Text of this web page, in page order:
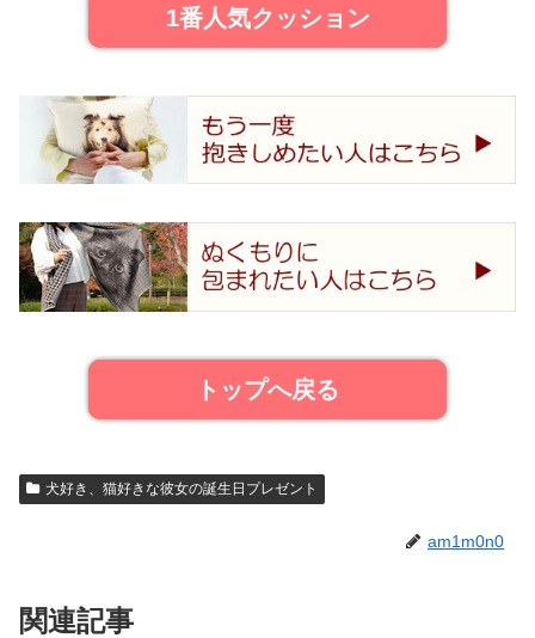
1番人気クッション
トップへ戻る
犬好き、猫好きな彼女の誕生日プレゼント
am1m0n0
関連記事